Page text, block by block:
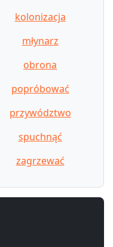
kolonizacja
młynarz
obrona
popróbować
przywództwo
spuchnąć
zagrzewać